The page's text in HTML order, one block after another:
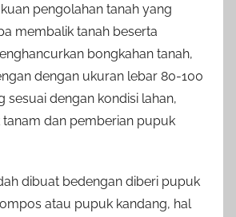
pengolahan tanah yang
membalik tanah beserta
bongkahan tanah,
dengan ukuran lebar 80-100
sesuai dengan kondisi lahan,
dan pemberian pupuk
dibuat bedengan diberi pupuk
atau pupuk kandang, hal